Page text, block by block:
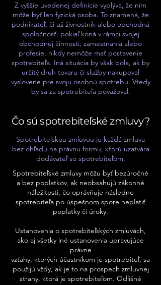
Z vyššie uvedenej definície vyplýva, že ním
môže byť len fyzická osoba. To znamená, že
podnikateľ, či už živnostník alebo obchodná
spoločnosť, pokiaľ koná v rámci svojej
obchodnej činnosti, zamestnania alebo
profesie, nikdy nemôže mať postavenie
spotrebiteľa. Iná situácia by však bola, ak by
určitý druh tovaru či služby nakupoval
vyslovene pre svoju osobnú spotrebu. Vtedy
by sa za spotrebiteľa považoval.
Čo sú spotrebiteľské zmluvy?
Spotrebiteľskou zmluvou je každá zmluva
bez ohľadu na právnu formu, ktorú uzatvára
dodávateľ so spotrebiteľom.
Spotrebiteľské zmluvy môžu byť bezúročné
a bez poplatkov, ak neobsahujú zákonné
náležitosti, čo oprávňuje následne
spotrebiteľa po úspešnom spore neplatiť
poplatky či úroky.
Ustanovenia o spotrebiteľských zmluvách,
ako aj všetky iné ustanovenia upravujúce
právne
vzťahy, ktorých účastníkom je spotrebiteľ, sa
použijú vždy, ak je to na prospech zmluvnej
strany, ktorá je spotrebiteľom. Odlišné